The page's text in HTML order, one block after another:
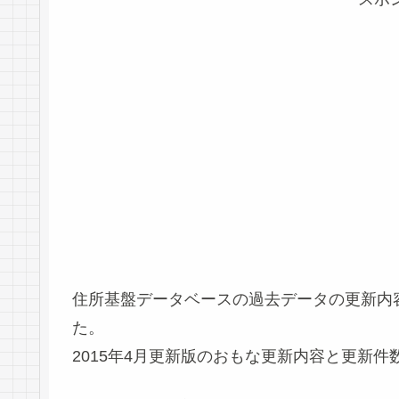
住所基盤データベースの過去データの更新
た。
2015年4月更新版のおもな更新内容と更新件